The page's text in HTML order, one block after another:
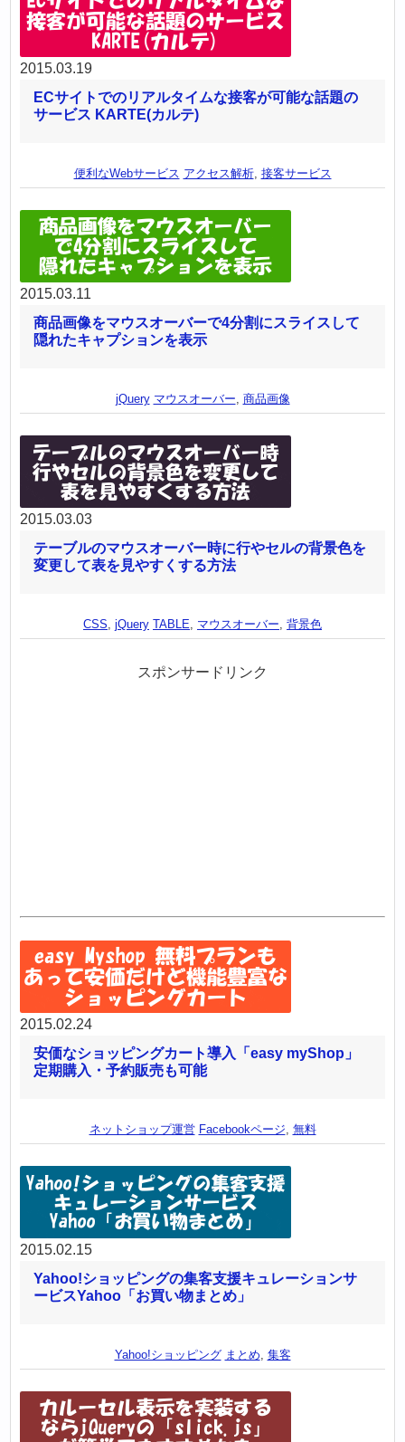
2015.03.19
ECサイトでのリアルタイムな接客が可能な話題の
サービス KARTE(カルテ)
便利なWebサービス アクセス解析, 接客サービス
2015.03.11
商品画像をマウスオーバーで4分割にスライスして
隠れたキャプションを表示
jQuery マウスオーバー, 商品画像
2015.03.03
テーブルのマウスオーバー時に行やセルの背景色を
変更して表を見やすくする方法
CSS, jQuery TABLE, マウスオーバー, 背景色
スポンサードリンク
2015.02.24
安価なショッピングカート導入「easy myShop」
定期購入・予約販売も可能
ネットショップ運営 Facebookページ, 無料
2015.02.15
Yahoo!ショッピングの集客支援キュレーションサ
ービスYahoo「お買い物まとめ」
Yahoo!ショッピング まとめ, 集客